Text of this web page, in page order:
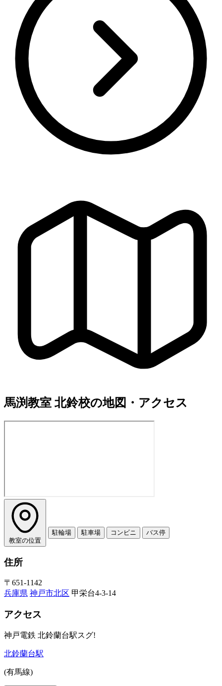
馬渕教室 北鈴校の地図・アクセス
教室の位置
駐輪場 駐車場 コンビニ バス停
住所
〒651-1142
兵庫県 神戸市北区 甲栄台4-3-14
アクセス
神戸電鉄 北鈴蘭台駅スグ!
北鈴蘭台駅
(有馬線)